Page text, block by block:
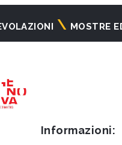
MOSTRE
Informazioni: